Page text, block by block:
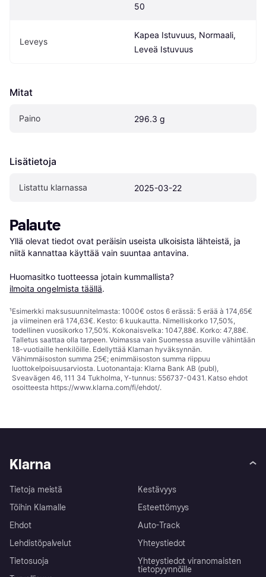
50
Leveys
Kapea Istuvuus, Normaali,
Leveä Istuvuus
Mitat
Paino 296.3 g
Lisätietoja
Listattu klarnassa 2025-03-22
Palaute
Yllä olevat tiedot ovat peräisin useista ulkoisista lähteistä, ja
niitä kannattaa käyttää vain suuntaa antavina.
Huomasitko tuotteessa jotain kummallista?
ilmoita ongelmista täällä.
¹Esimerkki maksusuunnitelmasta: 1000€ ostos 6 erässä: 5 erää à 174,65€
ja viimeinen erä 174,63€. Kesto: 6 kuukautta. Nimelliskorko 17,50%,
todellinen vuosikorko 17,50%. Kokonaisvelka: 1047,88€. Korko: 47,88€.
Talletus saattaa olla tarpeen. Voimassa vain Suomessa asuville vähintään
18-vuotiaille henkilöille. Edellyttää Klarnan hyväksynnän.
Vähimmäisoston summa 25€; enimmäisoston summa riippuu
luottokelpoisuusarviosta. Luotonantaja: Klarna Bank AB (publ),
Sveavägen 46, 111 34 Tukholma, Y-tunnus: 556737-0431. Katso ehdot
osoitteesta https://www.klarna.com/fi/ehdot/.
Klarna
Tietoja meistä
Töihin Klarnalle
Ehdot
Lehdistöpalvelut
Tietosuoja
Kestävyys
Esteettömyys
Auto-Track
Yhteystiedot
Yhteystiedot viranomaisten
tietopyynnöille